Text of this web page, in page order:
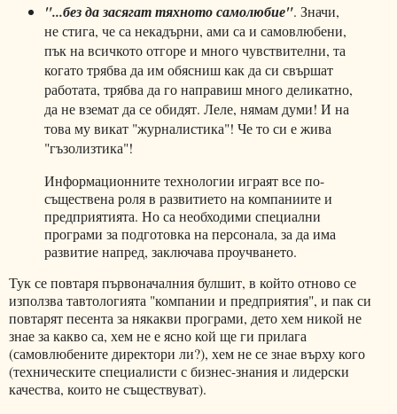
"...без да засягат тяхното самолюбие". Значи,
не стига, че са некадърни, ами са и самовлюбени,
пък на всичкото отгоре и много чувствителни, та
когато трябва да им обясниш как да си свършат
работата, трябва да го направиш много деликатно,
да не вземат да се обидят. Леле, нямам думи! И на
това му викат "журналистика"! Че то си е жива
"гъзолизтика"!
Информационните технологии играят все по-
съществена роля в развитието на компаниите и
предприятията. Но са необходими специални
програми за подготовка на персонала, за да има
развитие напред, заключава проучването.
Тук се повтаря първоначалния булшит, в който отново се
използва тавтологията "компании и предприятия", и пак си
повтарят песента за някакви програми, дето хем никой не
знае за какво са, хем не е ясно кой ще ги прилага
(самовлюбените директори ли?), хем не се знае върху кого
(техническите специалисти с бизнес-знания и лидерски
качества, които не съществуват).